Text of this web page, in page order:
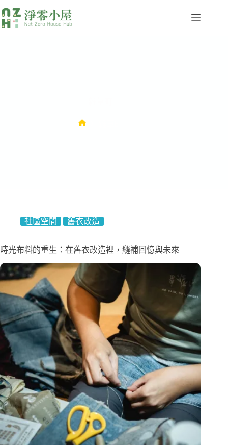
社區空間 舊衣改造
時光布料的重生：在舊衣改造裡，縫補回憶與未來